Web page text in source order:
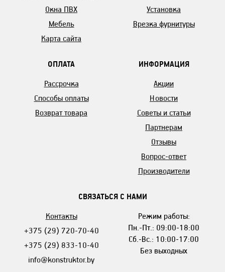
Окна ПВХ
Мебель
Карта сайта
Установка
Врезка фурнитуры
ОПЛАТА
Рассрочка
Способы оплаты
Возврат товара
ИНФОРМАЦИЯ
Акции
Новости
Советы и статьи
Партнерам
Отзывы
Вопрос-ответ
Производители
СВЯЗАТЬСЯ С НАМИ
Контакты
+375 (29) 720-70-40
+375 (29) 833-10-40
info@konstruktor.by
Режим работы:
Пн.-Пт.: 09:00-18:00
Сб.-Вс.: 10:00-17:00
Без выходных